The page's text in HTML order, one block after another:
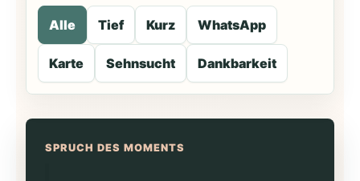
Alle Tief Kurz WhatsApp
Karte Sehnsucht Dankbarkeit
SPRUCH DES MOMENTS